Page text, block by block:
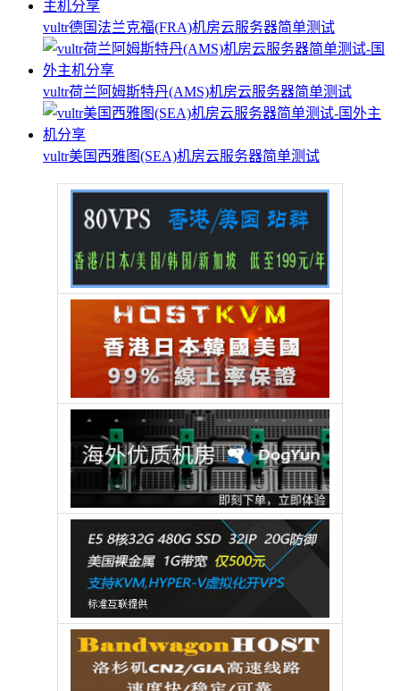
vultr德国法兰克福(FRA)机房云服务器简单测试
vultr荷兰阿姆斯特丹(AMS)机房云服务器简单测试
vultr美国西雅图(SEA)机房云服务器简单测试